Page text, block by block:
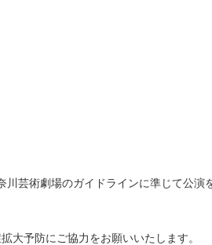
芸術劇場のガイドラインに準じて公演
大予防にご協力をお願いいたします。